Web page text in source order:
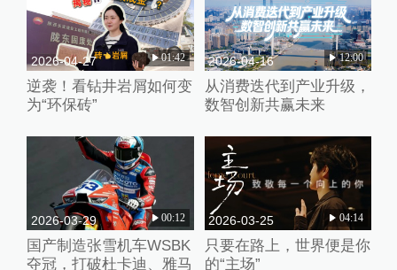
2026-04-27 01:42
逆袭！看钻井岩屑如何变
为“环保砖”
2026-04-16 12:00
从消费迭代到产业升级，
数智创新共赢未来
2026-03-29 00:12
国产制造张雪机车WSBK
夺冠，打破杜卡迪、雅马
2026-03-25 04:14
只要在路上，世界便是你
的“主场”